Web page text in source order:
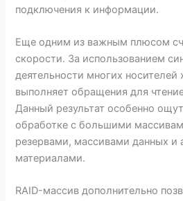
подключения к информации.
Еще одним из важным плюсом
скорости. За использованием
деятельности многих
выполняет обращения для
Данный результат особенно
обработке с большими
резервами, массивами данных и
материалами.
RAID-массив дополнительно